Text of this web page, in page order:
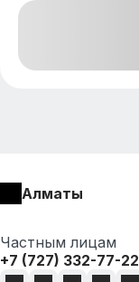
Алматы
Частным лицам
+7 (727) 332-77-22